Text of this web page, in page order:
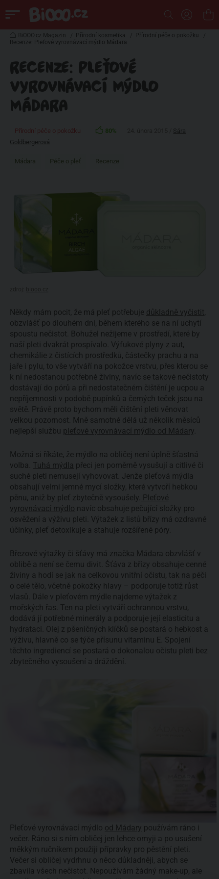
BiOOO.cz Magazin / Přírodní kosmetika / Přírodní péče o pokožku
/
Recenze: Pleťové vyrovnávací mýdlo Mádara
RECENZE: PLEŤOVÉ
VYROVNÁVACÍ MÝDLO
MÁDARA
Přírodní péče o pokožku 80%
Sára
Goldbergerová
Mádara Péče o pleť Recenze
Někdy mám pocit, že má pleť potřebuje důkladně vyčistit,
obzvlášť po dlouhém dni, během kterého se na ní uchytí
spoustu nečistot. Bohužel nežijeme v prostředí, které by
naší pleti dvakrát prospívalo. Výfukové plyny z aut,
chemikálie z čistících prostředků, částečky prachu a na
jaře i pylu, to vše vytváří na pokožce vrstvu, přes kterou se
k ní nedostanou potřebné živiny, navíc se takové nečistoty
dostávají do pórů a při nedostatečném čištění je ucpou a
nepříjemnosti v podobě pupínků a černých teček jsou na
světě. Právě proto bychom měli čištění pleti věnovat
velkou pozornost. Mně samotné dělá už několik měsíců
nejlepší službu pleťové vyrovnávací mýdlo od Mádary
Možná si říkáte, že mýdlo na obličej není úplně šťastná
volba. Tuhá mýdla přeci jen poměrně vysušují a citlivé či
suché pleti nemusejí vyhovovat. Jenže pleťová mýdla
obsahují velmi jemné mycí složky, které vytvoří hebkou
pěnu, aniž by pleť zbytečně vysoušely. Pleťové
vyrovnávací mýdlo navíc obsahuje pečující složky pro
osvěžení a výživu pleti. Výtažek z listů břízy má ozdravné
účinky, pleť detoxikuje a stahuje rozšířené póry.
Březové výtažky či šťávy má značka Mádara obzvlášť v
oblibě a není se čemu divit. Šťáva z břízy obsahuje cenné
živiny a hodí se jak na celkovou vnitřní očistu, tak na péči
o celé tělo, včetně pokožky hlavy – podporuje totiž růst
vlasů. Dále v pleťovém mýdle najdeme výtažek z
mořských řas. Ten na pleti vytváří ochrannou vrstvu,
dodává jí potřebné minerály a podporuje její elasticitu a
hydrataci. Olej z pšeničných klíčků se postará o hebkost a
výživu, hlavně co se týče přísunu vitaminu E. Spojení
těchto ingrediencí se postará o dokonalou očistu pleti bez
zbytečného vysoušení a dráždění.
Pleťové vyrovnávací mýdlo od Mádary používám ráno i
večer. Ráno si s ním obličej jen lehce omyji a po usušení
měkkým ručníkem použiji přípravky pro pěstění pleti.
Večer si obličej vydrhnu o něco důkladněji, abych se
zbavila všech nečistot. Nepoužívám žádný make-up, ale